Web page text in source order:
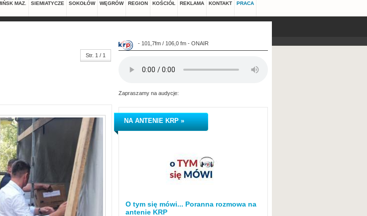
MAZ. SIEMIATYCZE SOKOŁÓW WĘGRÓW REGION KOŚCIÓŁ REKLAMA KONTAKT PRACA
Str. 1 / 1
- 101,7fm / 106,0 fm - ONAIR
Zapraszamy na audycje:
NA ANTENIE KRP »
O tym się mówi... Poranna rozmowa na
antenie KRP